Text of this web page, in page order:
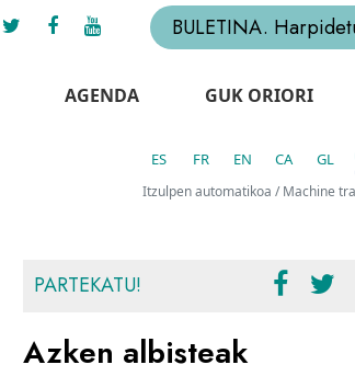
BULETINA.
AGENDA GUK ORIORI
ES FR EN CA GL
Itzulpen automatikoa / Machine
PARTEKATU!
Azken albisteak